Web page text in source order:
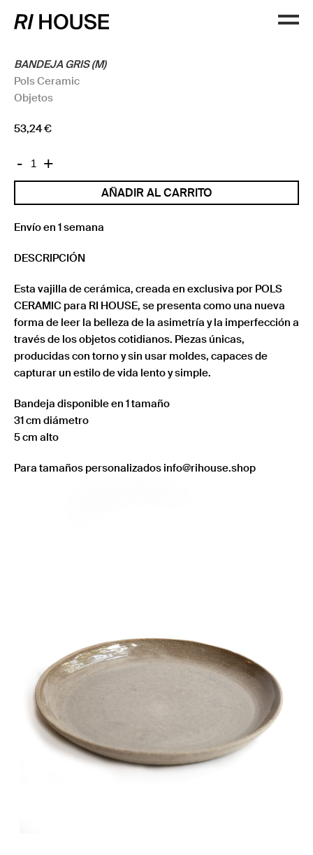
BANDEJA GRIS (M)
Pols Ceramic
Objetos
53,24€
-
BANDEJA
cantidad
+
AÑADIR AL CARRITO
Envío en 1 semana
DESCRIPCIÓN
Esta vajilla de cerámica, creada en exclusiva por POLS
CERAMIC para RI HOUSE, se presenta como una nueva
forma de leer la belleza de la asimetría y la imperfección a
través de los objetos cotidianos. Piezas únicas,
producidas con torno y sin usar moldes, capaces de
capturar un estilo de vida lento y simple.
Bandeja disponible en 1 tamaño
31 cm diámetro
5 cm alto
Para tamaños personalizados info@rihouse.shop